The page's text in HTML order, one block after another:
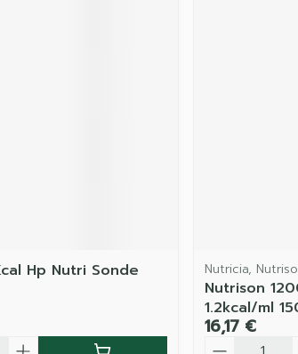
Hp Nutri Sonde
Nutricia,
Nutrison
1.2kcal/ml
16,17 €
Quantité